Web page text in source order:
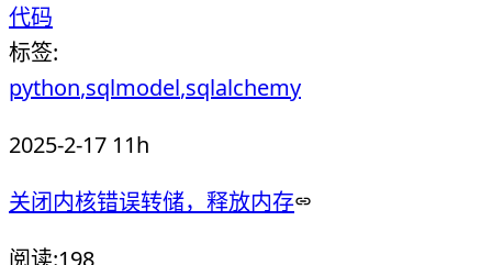
代码
标签:
python sqlmodel sqlalchemy
2025-2-17 11h
关闭内核错误转储，释放内存
阅读:198